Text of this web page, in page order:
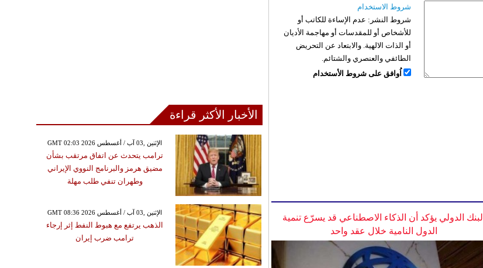
شروط الاستخدام
شروط النشر: عدم الإساءة للكاتب أو
للأشخاص أو للمقدسات أو مهاجمة الأديان
أو الذات الالهية. والابتعاد عن التحريض
الطائفي والعنصري والشتائم.
اُوافق على شروط الأستخدام
البنك الدولي يؤكد أن الذكاء الاصطناعي قد يسرّع تنمية
الدول النامية خلال عقد واحد
الأخبار الأكثر قراءة
GMT 02:03 2026 الإثنين ,03 آب / أغسطس
ترامب يتحدث عن اتفاق مرتقب بشأن
مضيق هرمز والبرنامج النووي الإيراني
وطهران تنفي طلب مهلة
GMT 08:36 2026 الإثنين ,03 آب / أغسطس
الذهب يرتفع مع هبوط النفط إثر إرجاء
ترامب ضرب إيران